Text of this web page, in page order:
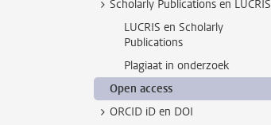
Scholarly Publications en LUCRIS
LUCRIS en Scholarly
Publications
Plagiaat in onderzoek
Open access
ORCID iD en DOI